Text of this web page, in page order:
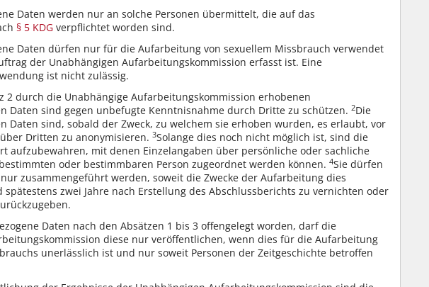
Daten werden nur an solche Personen übermittelt, die auf das
§ 5 KDG verpflichtet worden sind.
Daten dürfen nur für die Aufarbeitung von sexuellem Missbrauch verwendet
der Unabhängigen Aufarbeitungskommission erfasst ist. Eine
ist nicht zulässig.
2 durch die Unabhängige Aufarbeitungskommission erhobenen
Daten sind gegen unbefugte Kenntnisnahme durch Dritte zu schützen. 2Die
Daten sind, sobald der Zweck, zu welchem sie erhoben wurden, es erlaubt, vor
Dritten zu anonymisieren. 3Solange dies noch nicht möglich ist, sind die
aufzubewahren, mit denen Einzelangaben über persönliche oder sachliche
oder bestimmbaren Person zugeordnet werden können. 4Sie dürfen
zusammengeführt werden, soweit die Zwecke der Aufarbeitung dies
spätestens zwei Jahre nach Erstellung des Abschlussberichts zu vernichten oder
Daten nach den Absätzen 1 bis 3 offengelegt worden, darf die
diese nur veröffentlichen, wenn dies für die Aufarbeitung
unerlässlich ist und nur soweit Personen der Zeitgeschichte betroffen